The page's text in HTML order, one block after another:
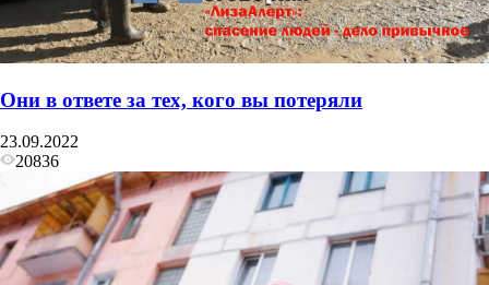
Они в ответе за тех, кого вы потеряли
23.09.2022
20836